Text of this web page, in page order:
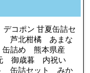
デコポン 甘夏缶詰セ
芦北柑橘 あまな
詰め 熊本県産
御歳暮 内祝い
缶詰セット みか